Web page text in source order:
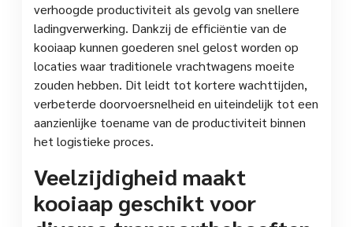
verhoogde productiviteit als gevolg van snellere
ladingverwerking. Dankzij de efficiëntie van de
kooiaap kunnen goederen snel gelost worden op
locaties waar traditionele vrachtwagens moeite
zouden hebben. Dit leidt tot kortere wachttijden,
verbeterde doorvoersnelheid en uiteindelijk tot een
aanzienlijke toename van de productiviteit binnen
het logistieke proces.
Veelzijdigheid maakt
kooiaap geschikt voor